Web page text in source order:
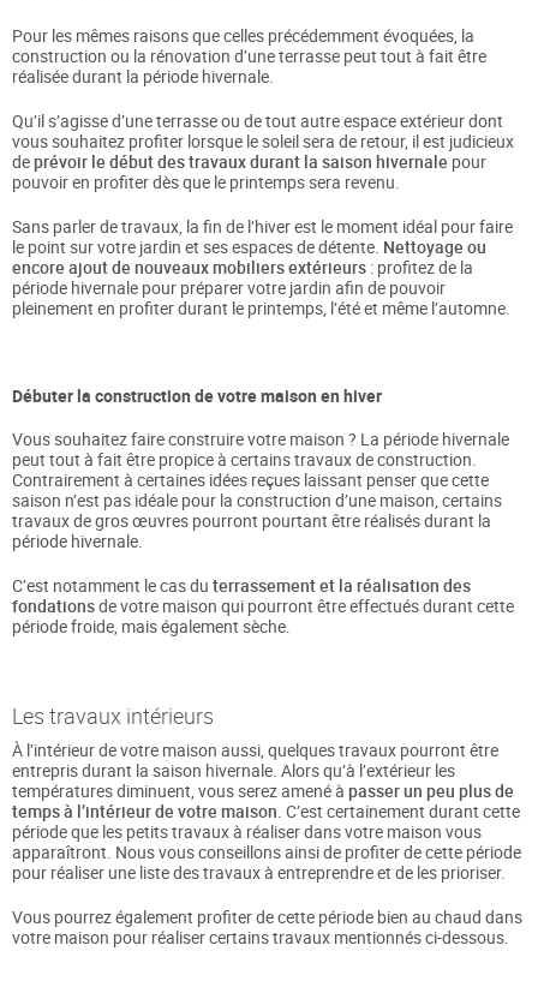
Pour les mêmes raisons que celles précédemment évoquées, la
construction ou la rénovation d’une terrasse peut tout à fait être
réalisée durant la période hivernale.
Qu’il s’agisse d’une terrasse ou de tout autre espace extérieur dont
vous souhaitez profiter lorsque le soleil sera de retour, il est judicieux
deprévoir le début des travaux durant la saison hivernale pour
pouvoir en profiter dès que le printemps sera revenu.
Sans parler de travaux, la fin de l’hiver est le moment idéal pour faire
le point sur votre jardin et ses espaces de détente. Nettoyage ou
encore ajout de nouveaux mobiliers extérieurs : profitez de la
période hivernale pour préparer votre jardin afin de pouvoir
pleinement en profiter durant le printemps, l’été et même l’automne.
Débuter la construction de votre maison en hiver
Vous souhaitez faire construire votre maison ? La période hivernale
peut tout à fait être propice à certains travaux de construction.
Contrairement à certaines idées reçues laissant penser que cette
saison n’est pas idéale pour la construction d’une maison, certains
travaux de gros œuvres pourront pourtant être réalisés durant la
période hivernale.
C’est notamment le cas du terrassement et la réalisation des
fondationsde votre maison qui pourront être effectués durant cette
période froide, mais également sèche.
Les travaux intérieurs
À l’intérieur de votre maison aussi, quelques travaux pourront être
entrepris durant la saison hivernale. Alors qu’à l’extérieur les
températures diminuent, vous serez amené à passer un peu plus de
temps à l’intérieur de votre maison . C’est certainement durant cette
période que les petits travaux à réaliser dans votre maison vous
apparaîtront. Nous vous conseillons ainsi de profiter de cette période
pour réaliser une liste des travaux à entreprendre et de les prioriser.
Vous pourrez également profiter de cette période bien au chaud dans
votre maison pour réaliser certains travaux mentionnés ci-dessous.